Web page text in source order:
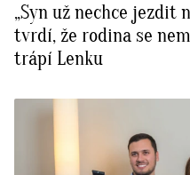
„Syn už nechce jezdit
tvrdí, že rodina se
trápí Lenku